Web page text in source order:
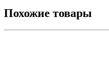
Похожие товары